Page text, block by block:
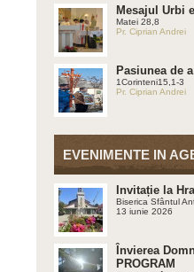
Mesajul Urbi
Matei 28,8
Pr. Ciprian Andrei
Pasiunea de
1Corinteni15,1-3
Pr. Ciprian Andrei
EVENIMENTE IN
Invitație la
Biserica Sfântul
13 iunie 2026
Învierea
PROGRAM